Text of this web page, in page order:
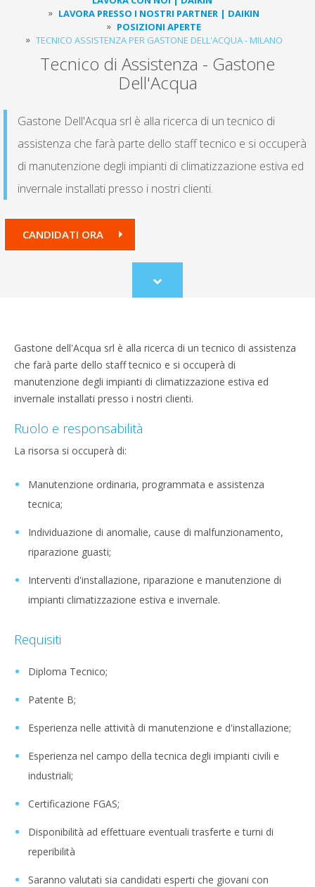
LAVORA PRESSO I NOSTRI PARTNER | DAIKIN
POSIZIONI APERTE
TECNICO ASSISTENZA PER GASTONE DELL'ACQUA - MILANO
Tecnico di Assistenza - Gastone
Dell'Acqua
Gastone Dell'Acqua srl è alla ricerca di un tecnico di
assistenza che farà parte dello staff tecnico e si occuperà
di manutenzione degli impianti di climatizzazione estiva ed
invernale installati presso i nostri clienti.
CANDIDATI ORA
Scroll
to
Gastone dell'Acqua srl è alla ricerca di un tecnico di assistenza
che farà parte dello staff tecnico e si occuperà di
manutenzione degli impianti di climatizzazione estiva ed
invernale installati presso i nostri clienti.
Ruolo e responsabilità
La risorsa si occuperà di:
Manutenzione ordinaria, programmata e assistenza
tecnica;
Individuazione di anomalie, cause di malfunzionamento,
riparazione guasti;
Interventi d'installazione, riparazione e manutenzione di
impianti climatizzazione estiva e invernale.
Requisiti
Diploma Tecnico;
Patente B;
Esperienza nelle attività di manutenzione e d'installazione;
Esperienza nel campo della tecnica degli impianti civili e
industriali;
Certificazione FGAS;
Disponibilità ad effettuare eventuali trasferte e turni di
reperibilità
Saranno valutati sia candidati esperti che giovani con